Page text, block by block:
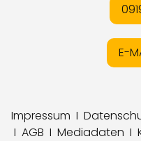
E-
Impressum I
I AGB I Mediadaten I